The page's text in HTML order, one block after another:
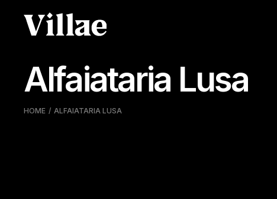
conteúdo
Alfaiataria Lusa
HOME ALFAIATARIA LUSA